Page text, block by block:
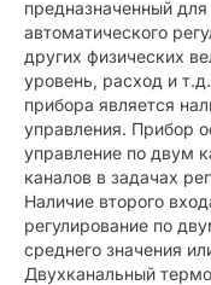
предназначенный
автоматического
других физических
уровень, расход и
прибора является
управления. Прибор
управление по двум
каналов в задачах
Наличие второго
регулирование по
среднего значения
Двухканальный